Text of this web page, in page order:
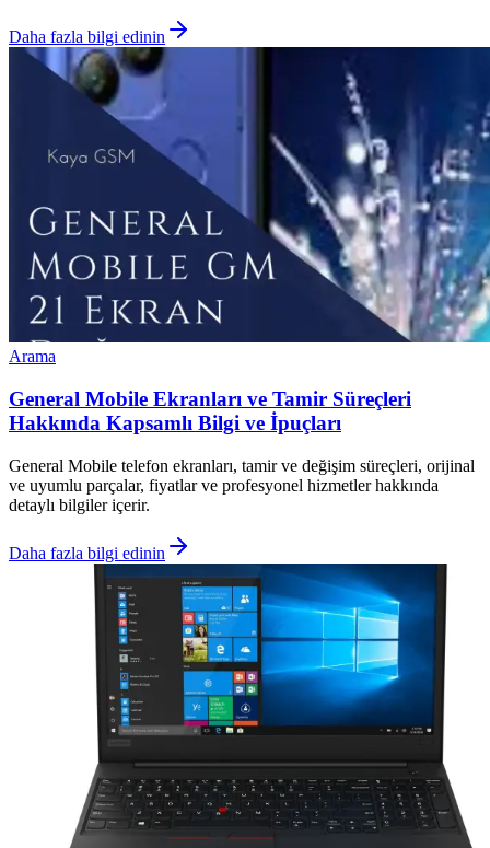
Daha fazla bilgi edinin
Arama
General Mobile Ekranları ve Tamir Süreçleri
Hakkında Kapsamlı Bilgi ve İpuçları
General Mobile telefon ekranları, tamir ve değişim süreçleri, orijinal
ve uyumlu parçalar, fiyatlar ve profesyonel hizmetler hakkında
detaylı bilgiler içerir.
Daha fazla bilgi edinin